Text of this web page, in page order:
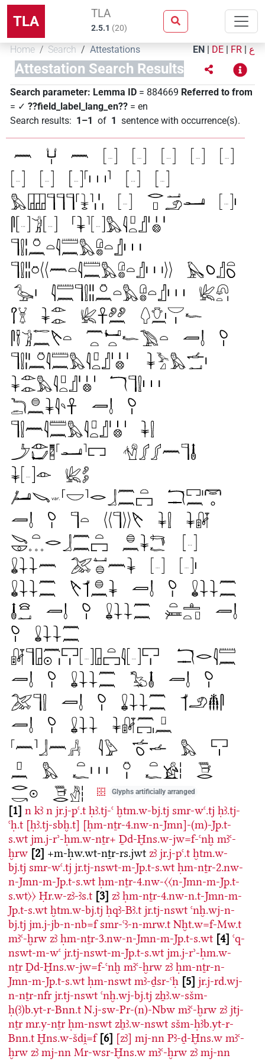
TLA TLA
2.5.1 (20)
Home Search Attestations EN | DE | FR | ع
Attestation Search Results
Search parameter: Lemma ID = 884669 Referred to from
= ✓ ??field_label_lang_en?? = en
Search results: 1–1 of 1 sentence with occurrence(s).
Glyphs artificially arranged
1 n kꜣ n jr.j-pꜥ.t ḥꜣ.tj-ꜥ ḫtm.w-bj.tj smr-wꜥ.tj ḥꜣ.tj-
ꜥḥ.t [ḥꜣ.tj-sbḫ.t] [ḥm-nṯr-4.nw-n-Jmn]-(m)-Jp.t-
s.wt jm.j-rʾ-ḥm.w-nṯr+ Ḏd-Ḫns.w-jw=f-ꜥnḫ mꜣꜥ-
ḫrw 2 +m-ḥw.wt-nṯr-rs.jwt zꜣ jr.j-pꜥ.t ḫtm.w-
bj.tj smr-wꜥ.tj jr.tj-nswt-m-Jp.t-s.wt ḥm-nṯr-2.nw-
n-Jmn-m-Jp.t-s.wt ḥm-nṯr-4.nw-〈〈n-Jmn-m-Jp.t-
s.wt〉〉 Ḥr.w-zꜣ-ꜣs.t 3 zꜣ ḥm-nṯr-4.nw-n.t-Jmn-m-
Jp.t-s.wt ḫtm.w-bj.tj ḥqꜣ-Bꜣ.t jr.tj-nswt ꜥnḫ.wj-n-
bj.tj jm.j-jb-n-nb=f smr-ꜥꜣ-n-mrw.t Nḫt.w=f-Mw.t
mꜣꜥ-ḫrw zꜣ ḥm-nṯr-3.nw-n-Jmn-m-Jp.t-s.wt 4 ꜥq-
nswt-m-wꜥ jr.tj-nswt-m-Jp.t-s.wt jm.j-rʾ-ḥm.w-
nṯr Ḏd-Ḫns.w-jw=f-ꜥnḫ mꜣꜥ-ḫrw zꜣ ḥm-nṯr-n-
Jmn-m-Jp.t-s.wt ḥm-nswt mꜣ-ḏsr-ꜥḥ 5 jr.j-rd.wj-
n-nṯr-nfr jr.tj-nswt ꜥnḫ.wj-bj.tj zẖꜣ.w-sšm-
ḥ(ꜣ)b.yt-r-Bnn.t N.j-sw-Pr-(n)-Nbw mꜣꜥ-ḫrw zꜣ jtj-
nṯr mr.y-nṯr ḥm-nswt zẖꜣ.w-nswt sšm-ḥꜣb.yt-r-
Bnn.t Ḫns.w-šdi̯=f 6 [zꜣ] mj-nn Pꜣ-ḏ-Ḫns.w mꜣꜥ-
ḫrw zꜣ mj-nn Mr-wsr-Ḫns.w mꜣꜥ-ḫrw zꜣ mj-nn